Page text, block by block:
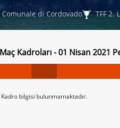
Comunale di Cordovado TFF 2.
Kadroları - 01 Nisan 2021
Kadro bilgisi bulunmamaktadır.